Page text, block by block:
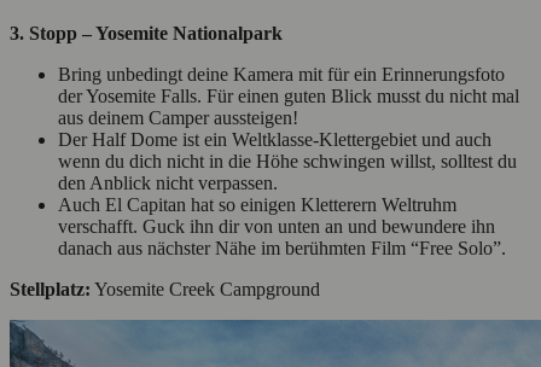
3. Stopp – Yosemite Nationalpark
Bring unbedingt deine Kamera mit für ein Erinnerungsfoto
der Yosemite Falls. Für einen guten Blick musst du nicht mal
aus deinem Camper aussteigen!
Der Half Dome ist ein Weltklasse-Klettergebiet und auch
wenn du dich nicht in die Höhe schwingen willst, solltest du
den Anblick nicht verpassen.
Auch El Capitan hat so einigen Kletterern Weltruhm
verschafft. Guck ihn dir von unten an und bewundere ihn
danach aus nächster Nähe im berühmten Film “Free Solo”.
Stellplatz: Yosemite Creek Campground